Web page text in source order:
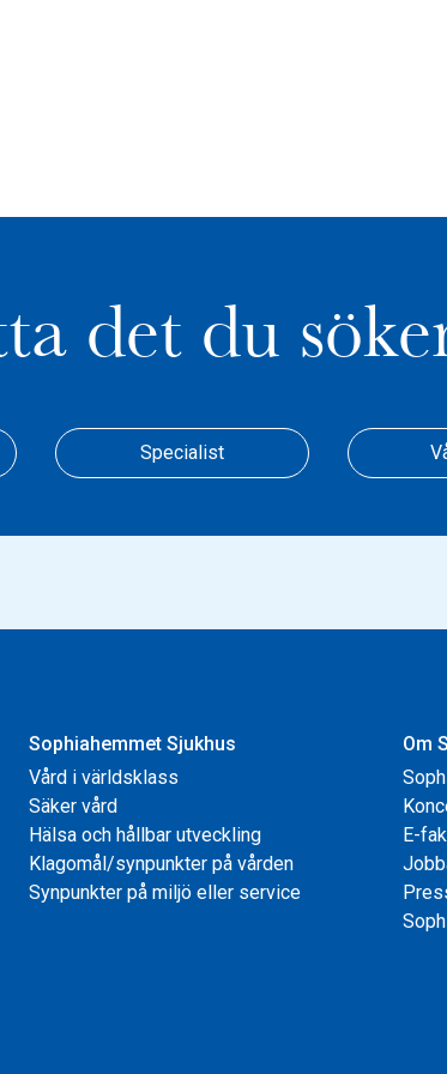
det du
Specialist
Sophiahemmet Sjukhus
Vård i världsklass
Säker vård
Hälsa och hållbar utveckling
Klagomål/synpunkter på vården
Synpunkter på miljö eller service
Om
E-